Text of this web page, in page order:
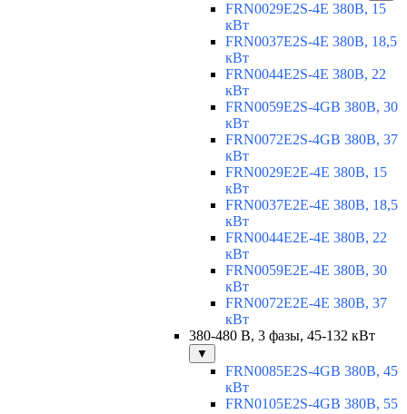
FRN0029E2S-4E 380В, 15
кВт
FRN0037E2S-4E 380В, 18,5
кВт
FRN0044E2S-4E 380В, 22
кВт
FRN0059E2S-4GB 380В, 30
кВт
FRN0072E2S-4GB 380В, 37
кВт
FRN0029E2E-4E 380В, 15
кВт
FRN0037E2E-4E 380В, 18,5
кВт
FRN0044E2E-4E 380В, 22
кВт
FRN0059E2E-4E 380В, 30
кВт
FRN0072E2E-4E 380В, 37
кВт
380-480 В, 3 фазы, 45-132 кВт
▼
FRN0085E2S-4GB 380В, 45
кВт
FRN0105E2S-4GB 380В, 55